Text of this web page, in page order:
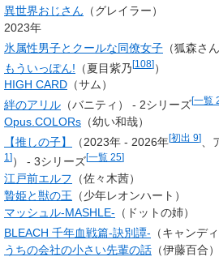
異世界おじさん （グレイラー）
2023年
氷属性男子とクールな同僚女子 （狐森さん
もういっぽん! （夏目紫乃[108]）
HIGH CARD （サム）
絆のアリル （バニティ） - 2シリーズ[一覧
Opus.COLORs （幼い和哉）
【推しの子】
（2023年 - 2026年[初出 9]
1 ] ） - 3シリーズ[一覧 25]
江戸前エルフ （佐々木茜）
贄姫と獣の王 （少年レオンハート）
マッシュル-MASHLE- （ドットの姉）
BLEACH 千年血戦篇-訣別譚- （キャンデ
うちの会社の小さい先輩の話 （伊藤百合）